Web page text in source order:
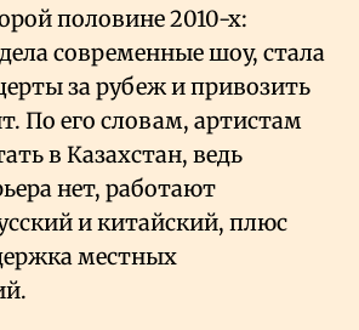
половине 2010-х:
современные шоу, стала
за рубеж и привозить
По его словам, артистам
в Казахстан, ведь
нет, работают
и китайский, плюс
местных